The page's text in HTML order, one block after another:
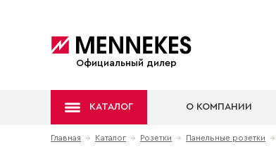
Официальный дилер
КАТАЛОГ О КОМПАНИИ
Главная → Каталог → Розетки → Панельные розетки →